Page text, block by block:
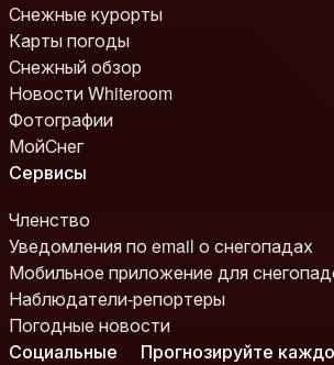
Снежные курорты
Карты погоды
Снежный обзор
Новости Whiteroom
Фотографии
МойСнег
Сервисы
Членство
Уведомления по email о снегопадах
Мобильное приложение для
Наблюдатели-репортеры
Погодные новости
Социальные
Прогнозируйте